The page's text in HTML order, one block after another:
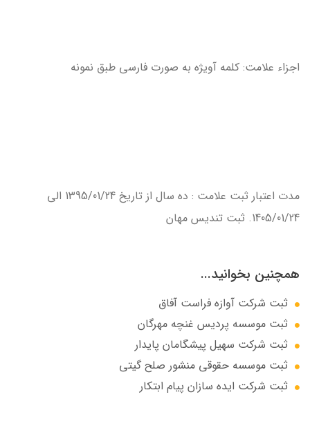
اجزاء علامت: كلمه آويژه به صورت فارسي طبق نمونه
مدت اعتبار ثبت علامت : ده سال از تاريخ 1395/01/24 الي
1405/01/24. ثبت تندیس مهان
همچنین بخوانید...
ثبت شرکت آوازه فراست آفاق
ثبت موسسه پردیس غنچه مهرگان
ثبت شرکت سهيل پيشگامان پايدار
ثبت موسسه حقوقی منشور صلح گیتی
ثبت شرکت ایده سازان پیام ابتکار